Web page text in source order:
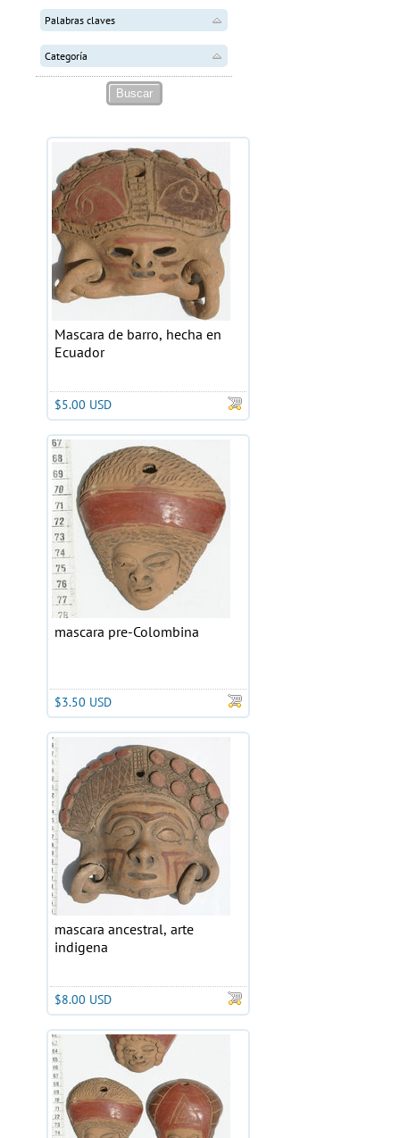
Palabras claves
Categoría
Mascara de barro, hecha en
Ecuador
$5.00 USD
mascara pre-Colombina
$3.50 USD
mascara ancestral, arte
indigena
$8.00 USD